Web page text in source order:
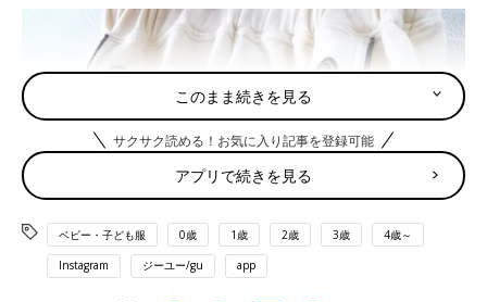
このまま続きを見る
サクサク読める！お気に入り記事を登録可能
アプリで続きを見る
ベビー・子ども服 0歳 1歳 2歳 3歳 4歳～
Instagram ジーユー/gu app